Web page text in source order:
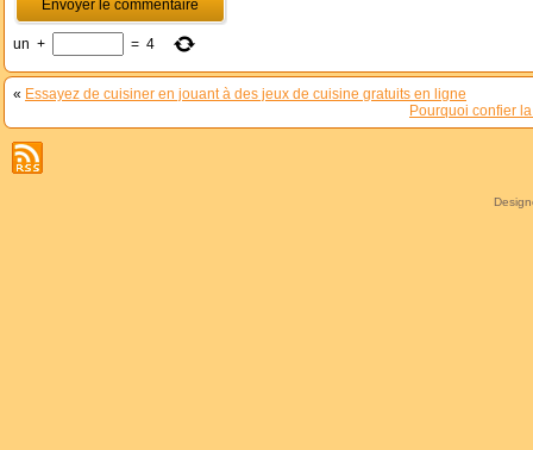
un + = 4
« Essayez de cuisiner en jouant à des jeux de cuisine gratuits en ligne
Pourquoi confier